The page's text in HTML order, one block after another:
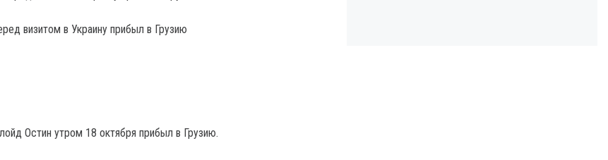
визитом в Украину прибыл в Грузию
Остин утром 18 октября прибыл в Грузию.